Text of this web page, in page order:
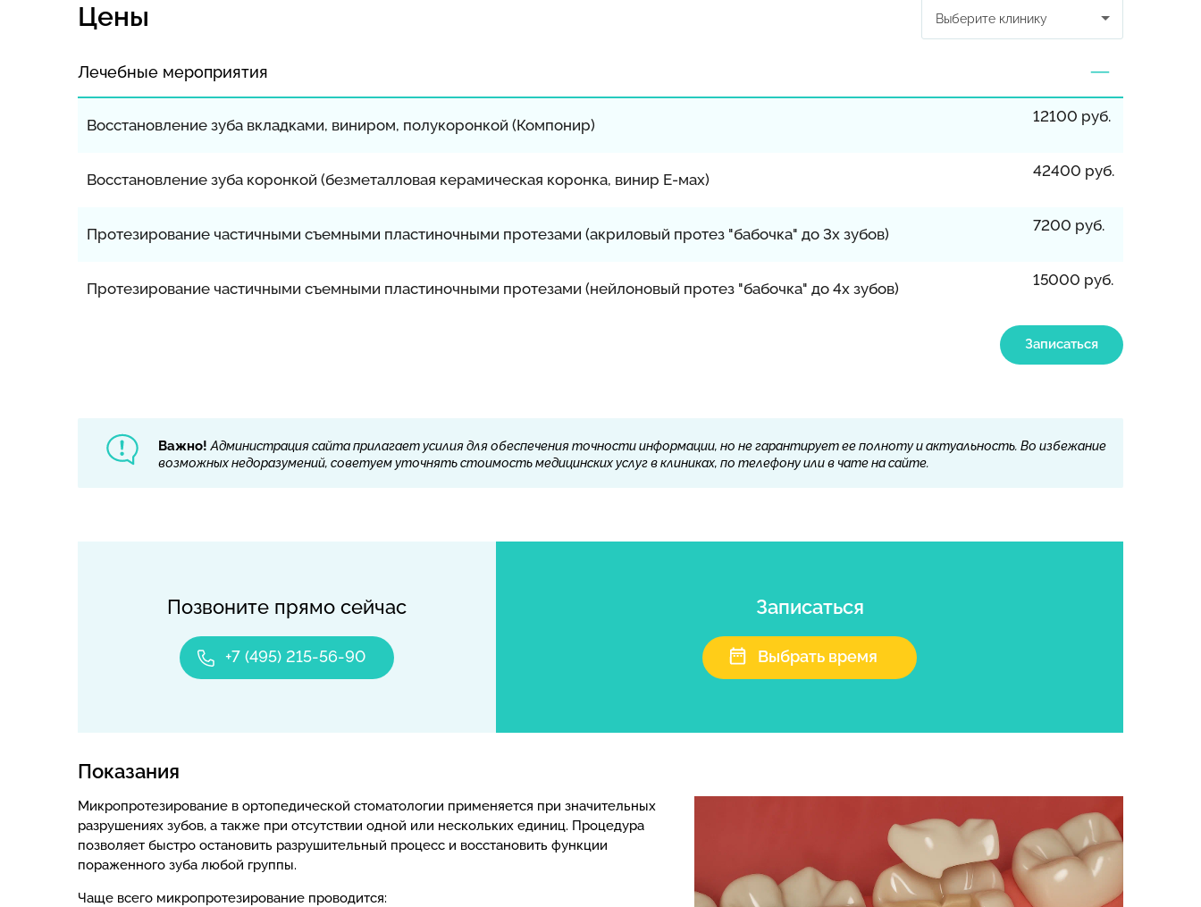
Цены Выберите клинику
Лечебные мероприятия
Восстановление зуба вкладками, виниром, полукоронкой (Компонир) 12100 руб.
Восстановление зуба коронкой (безметалловая керамическая коронка, винир Е-мах) 42400 руб.
Протезирование частичными съемными пластиночными протезами (акриловый протез "бабочка" до 3х зубов) 7200 руб.
Протезирование частичными съемными пластиночными протезами (нейлоновый протез "бабочка" до 4х зубов) 15000 руб.
Записаться
Важно! Администрация сайта прилагает усилия для обеспечения точности информации, но не гарантирует ее полноту и актуальность. Во избежание
возможных недоразумений, советуем уточнять стоимость медицинских услуг в клиниках, по телефону или в чате на сайте.
Позвоните прямо сейчас
+7 (495) 215-56-90
Записаться
Выбрать время
Показания
Микропротезирование в ортопедической стоматологии применяется при значительных
разрушениях зубов, а также при отсутствии одной или нескольких единиц. Процедура
позволяет быстро остановить разрушительный процесс и восстановить функции
пораженного зуба любой группы.
Чаще всего микропротезирование проводится: